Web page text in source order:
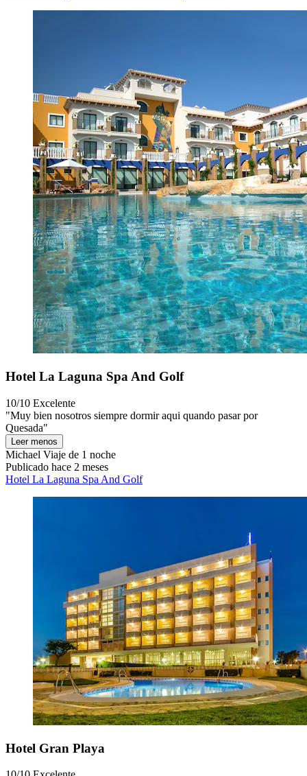
Hotel La Laguna Spa And Golf
10/10 Excelente
"Muy bien nosotros siempre dormir aqui quando pasar por
Quesada"
Leer menos
Michael Viaje de 1 noche
Publicado hace 2 meses
Hotel La Laguna Spa And Golf
Hotel Gran Playa